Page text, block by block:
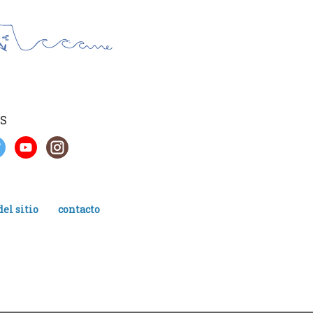
sitio contacto